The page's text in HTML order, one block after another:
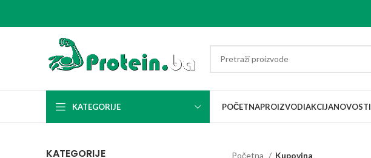
KATEGORIJE POČETNAPROIZVODIAKCIJANOVOSTI
KATEGORIJE Početna Kupovina